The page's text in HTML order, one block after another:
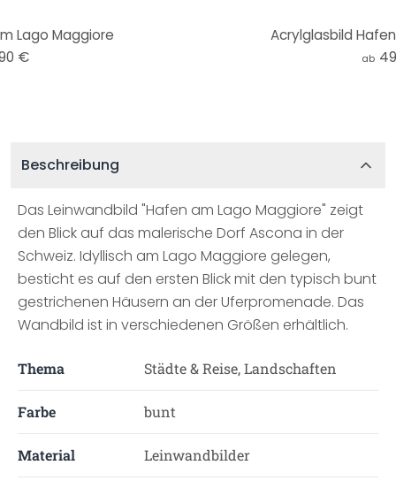
Lago Maggiore
€
Acrylglasbild
ab
Beschreibung
Das Leinwandbild "Hafen am Lago Maggiore" zeigt
den Blick auf das malerische Dorf Ascona in der
Schweiz. Idyllisch am Lago Maggiore gelegen,
besticht es auf den ersten Blick mit den typisch bunt
gestrichenen Häusern an der Uferpromenade. Das
Wandbild ist in verschiedenen Größen erhältlich.
Thema Städte & Reise, Landschaften
Farbe bunt
Material Leinwandbilder